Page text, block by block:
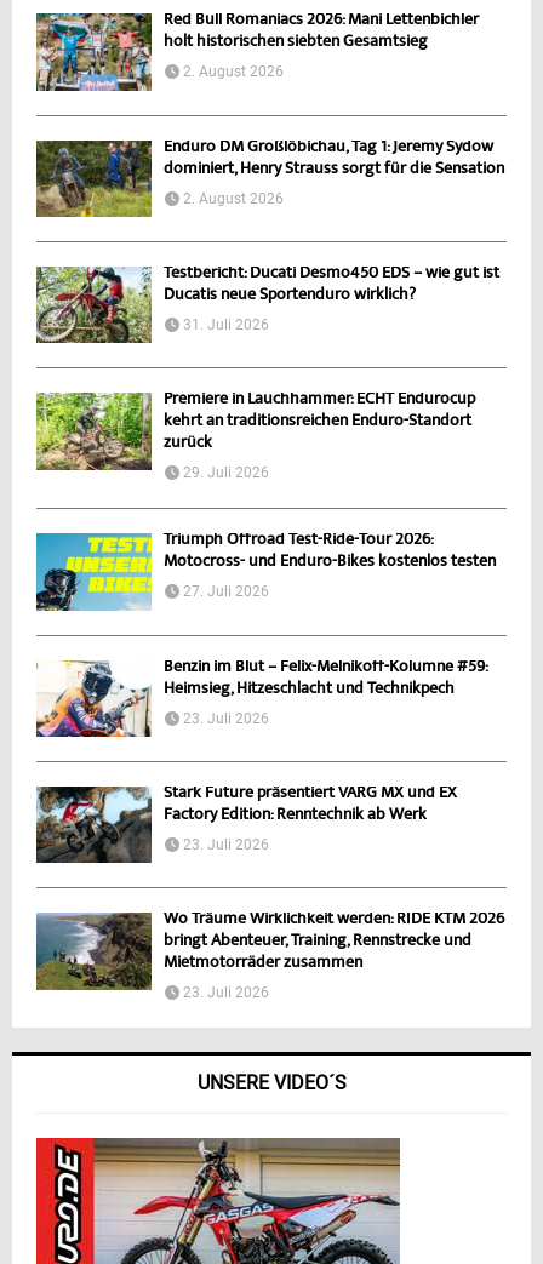
Red Bull Romaniacs 2026: Mani Lettenbichler
holt historischen siebten Gesamtsieg
2. August 2026
Enduro DM Großlöbichau, Tag 1: Jeremy Sydow
dominiert, Henry Strauss sorgt für die Sensation
2. August 2026
Testbericht: Ducati Desmo450 EDS – wie gut ist
Ducatis neue Sportenduro wirklich?
31. Juli 2026
Premiere in Lauchhammer: ECHT Endurocup
kehrt an traditionsreichen Enduro-Standort
zurück
29. Juli 2026
Triumph Offroad Test-Ride-Tour 2026:
Motocross- und Enduro-Bikes kostenlos testen
27. Juli 2026
Benzin im Blut – Felix-Melnikoff-Kolumne #59:
Heimsieg, Hitzeschlacht und Technikpech
23. Juli 2026
Stark Future präsentiert VARG MX und EX
Factory Edition: Renntechnik ab Werk
23. Juli 2026
Wo Träume Wirklichkeit werden: RIDE KTM 2026
bringt Abenteuer, Training, Rennstrecke und
Mietmotorräder zusammen
23. Juli 2026
UNSERE VIDEO´S